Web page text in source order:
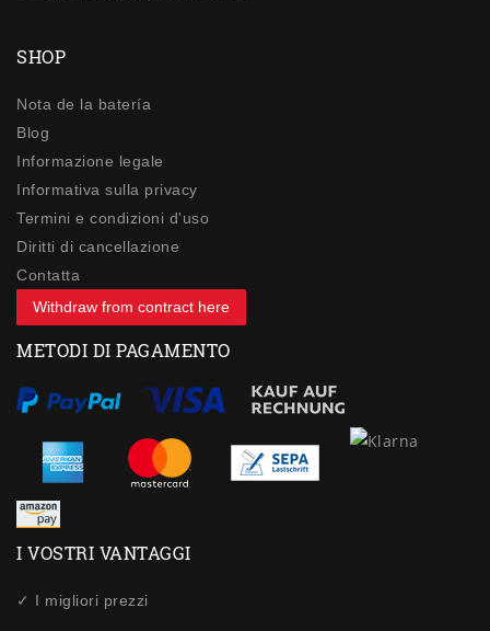
SHOP
Nota de la batería
Blog
Informazione legale
Informativa sulla privacy
Termini e condizioni d'uso
Diritti di cancellazione
Contatta
Withdraw from contract here
METODI DI PAGAMENTO
I VOSTRI VANTAGGI
✓ I migliori prezzi